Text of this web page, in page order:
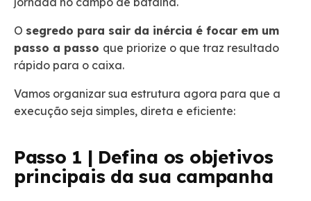
O segredo para sair da inércia é focar em um
passo a passo que priorize o que traz resultado
rápido para o caixa.
Vamos organizar sua estrutura agora para que a
execução seja simples, direta e eficiente:
Passo 1 | Defina os objetivos
principais da sua campanha